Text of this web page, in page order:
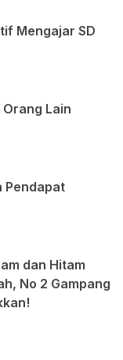
Mengajar SD
Lain
Pendapat
dan Hitam
No 2 Gampang